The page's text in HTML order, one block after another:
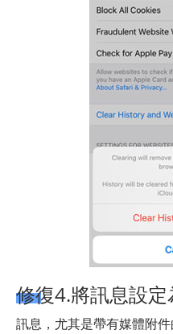
修復4.將訊息設
訊息，尤其是帶有媒體附